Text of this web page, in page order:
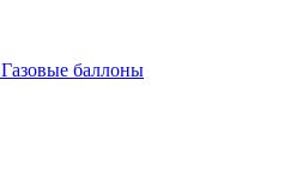
Газовые баллоны